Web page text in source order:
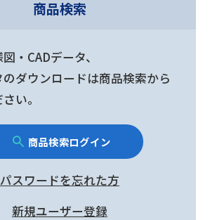
商品検索
・CADデータ、
ダウンロードは商品検索から
い。
商品検索ログイン
パスワードを忘れた方
新規ユーザー登録